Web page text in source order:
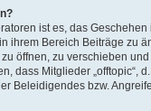
ist es, das
ihrem Bereich Beiträge zu
öffnen, zu verschieben
dass Mitglieder „offtopic“,
Beleidigendes bzw.